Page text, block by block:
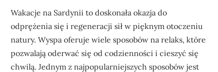
Wakacje na Sardynii to doskonała okazja do
odprężenia się i regeneracji sił w pięknym otoczeniu
natury. Wyspa oferuje wiele sposobów na relaks, które
pozwalają oderwać się od codzienności i cieszyć się
chwilą. Jednym z najpopularniejszych sposobów jest